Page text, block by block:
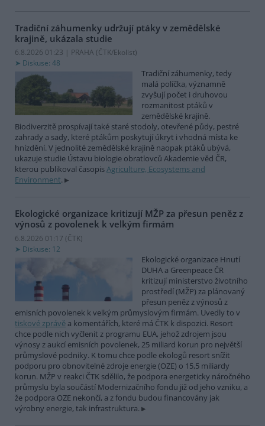
Tradiční záhumenky udržují ptáky v zemědělské
krajině, ukázala studie
6.8.2026 01:23 | PRAHA (ČTK/Ekolist)
Diskuse: 48
Tradiční záhumenky, tedy
malá políčka, významně
zvyšují počet i druhovou
rozmanitost ptáků v
zemědělské krajině.
Biodiverzitě prospívají také staré stodoly, otevřené půdy, pestré
zahrady a sady, které ptákům poskytují úkryt i vhodná místa ke
hnízdění. V jednolité zemědělské krajině naopak ptáků ubývá,
ukazuje studie Ústavu biologie obratlovců Akademie věd ČR,
kterou publikoval časopisAgriculture, Ecosystems and
Environment.
Ekologické organizace kritizují MŽP za přesun peněz z
výnosů z povolenek k velkým firmám
6.8.2026 01:17 (ČTK)
Diskuse: 12
Ekologické organizace Hnutí
DUHA a Greenpeace ČR
kritizují ministerstvo životního
prostředí (MŽP) za plánovaný
přesun peněz z výnosů z
emisních povolenek k velkým průmyslovým firmám. Uvedly to v
tiskové zprávě a komentářích, které má ČTK k dispozici. Resort
chce podle nich vyčlenit z programu EUA, jehož zdrojem jsou
výnosy z aukcí emisních povolenek, 25 miliard korun pro největší
průmyslové podniky. K tomu chce podle ekologů resort snížit
podporu pro obnovitelné zdroje energie (OZE) o 15,5 miliardy
korun. MŽP v reakci ČTK sdělilo, že podpora energeticky náročného
průmyslu byla součástí Modernizačního fondu již od jeho vzniku, a
že podpora OZE nekončí, a z fondu budou financovány jak
výrobny energie, tak infrastruktura.